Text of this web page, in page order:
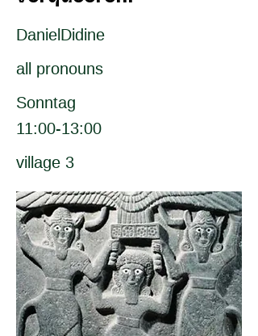
DanielDidine
all pronouns
Sonntag
11:00-13:00
village 3